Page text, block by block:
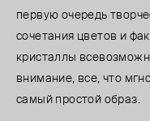
первую очередь
сочетания цветов и
кристаллы
внимание, все, что
самый простой образ.